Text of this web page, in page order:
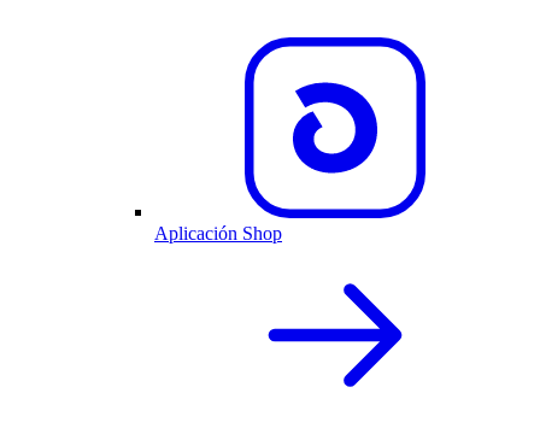
Aplicación Shop